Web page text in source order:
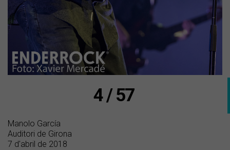
4 / 57
Manolo García
Auditori de Girona
7 d'abril de 2018